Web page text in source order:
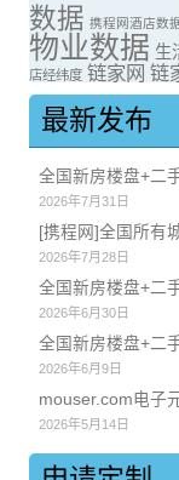
数据 携程网酒店数
物业数据 生
店经纬度 链家网 链
最新发布
全国新房楼盘+二
2026年7月31日
[携程网]全国所有
2026年7月28日
全国新房楼盘+二
2026年6月30日
全国新房楼盘+二
2026年6月9日
mouser.com电子
2026年5月14日